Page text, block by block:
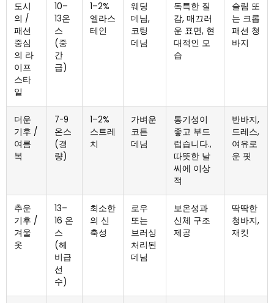
도시
의 /
패션
중심
의 라
이프
스타
일
10–
13온
스
(중
간
급)
1–2%
엘라스
테인
웨딩
데님,
코팅
데님
독특한 질
감, 매끄러
운 표면, 현
대적인 모
습
슬림 또
는 크롭
패션 청
바지
더운
기후 /
여름
복
7-9
온스
(경
량)
1–2%
스트레
치
가벼운
코튼
데님
통기성이
좋고 부드
럽습니다.,
따뜻한 날
씨에 이상
적
반바지,
드레스,
여유로
운 핏
추운
기후 /
겨울
옷
13–
16 온
스
(헤
비급
선
수)
최소한
의 신
축성
로우
또는
브러싱
처리된
데님
보온성과
신체 구조
제공
딱딱한
청바지,
재킷